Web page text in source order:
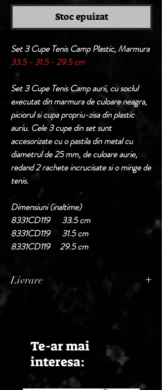
Stoc epuizat
Set 3 Cupe Tenis Camp Plastic, Marmura
33.5 - 31.5 - 29.5 cm
Set 3 Cupe Tenis Camp aurii, cu soclul
executat din marmura de culoare neagra,
piciorul si cupa propriu-zisa din plastic
auriu. Cele 3 cupe din set sunt
accesorizate cu o pastila din metal cu
diametrul de 25 mm, de culoare aurie,
redand 2 rachete incrucisate si o minge de
tenis.
Dimensiuni (inaltime)
8331CD119 33.5 cm
8331CD119 31.5 cm
8331CD119 29.5 cm
Livrare
momentul confirmarii comenzii de catre
Te-ar mai
interesa: